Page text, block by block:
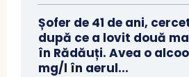
Șofer de 41 de ani,
după ce a lovit două
în Rădăuți. Avea o
mg/l în aerul...